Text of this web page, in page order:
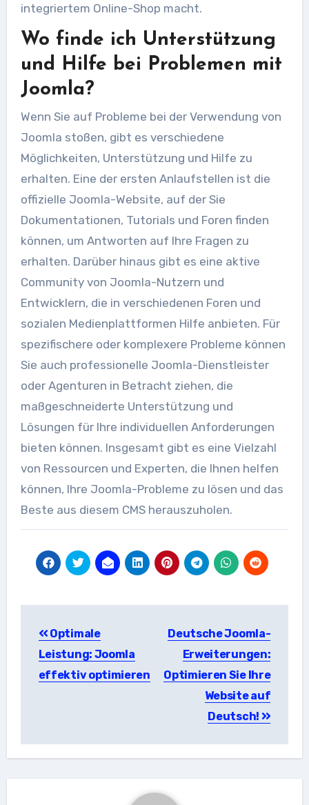
integriertem Online-Shop macht.
Wo finde ich Unterstützung
und Hilfe bei Problemen mit
Joomla?
Wenn Sie auf Probleme bei der Verwendung von
Joomla stoßen, gibt es verschiedene
Möglichkeiten, Unterstützung und Hilfe zu
erhalten. Eine der ersten Anlaufstellen ist die
offizielle Joomla-Website, auf der Sie
Dokumentationen, Tutorials und Foren finden
können, um Antworten auf Ihre Fragen zu
erhalten. Darüber hinaus gibt es eine aktive
Community von Joomla-Nutzern und
Entwicklern, die in verschiedenen Foren und
sozialen Medienplattformen Hilfe anbieten. Für
spezifischere oder komplexere Probleme können
Sie auch professionelle Joomla-Dienstleister
oder Agenturen in Betracht ziehen, die
maßgeschneiderte Unterstützung und
Lösungen für Ihre individuellen Anforderungen
bieten können. Insgesamt gibt es eine Vielzahl
von Ressourcen und Experten, die Ihnen helfen
können, Ihre Joomla-Probleme zu lösen und das
Beste aus diesem CMS herauszuholen.
Optimale
Leistung: Joomla
effektiv optimieren
Deutsche Joomla-
Erweiterungen:
Optimieren Sie Ihre
Website auf
Deutsch!